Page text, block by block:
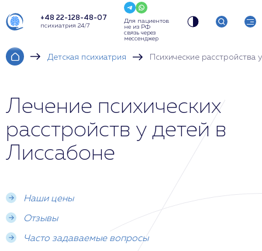
+48 22-128-48-07
психиатрия 24/7
Для пациентов
не из РФ
связь через
мессенджер
Детская психиатрия Психические расстройства
Лечение психических
расстройств у детей в
Лиссабоне
Наши цены
Отзывы
Часто задаваемые вопросы